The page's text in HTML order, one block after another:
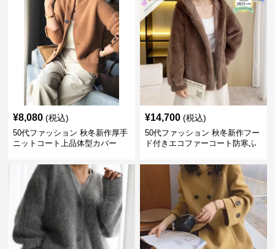
¥8,080 (税込)
50代ファッション 秋冬新作厚手
ニットコート上品体型カバー
¥14,700 (税込)
50代ファッション 秋冬新作フー
ド付きエコファーコート防寒ふ